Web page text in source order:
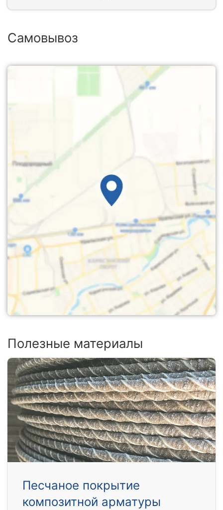
Самовывоз
Полезные материалы
Песчаное покрытие
композитной арматуры